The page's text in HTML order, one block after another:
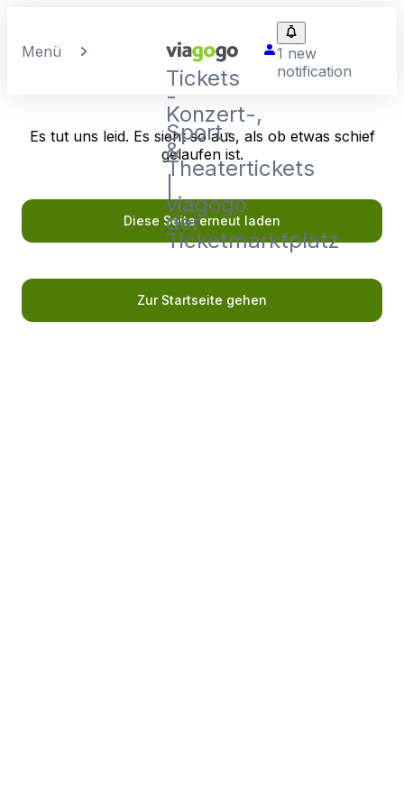
Menü
Tickets
-
Konzert-,
Sport-
&
Theatertickets
viagogo
der
Ticketmarktplatz
1 new
notification
Es tut uns leid. Es sieht so aus, als ob etwas schief
gelaufen ist.
Diese Seite erneut laden
Zur Startseite gehen